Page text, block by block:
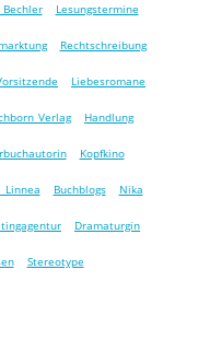
Lesungstermine
Rechtschreibung
Liebesromane
Verlag Handlung
Kopfkino
Linnea Buchblogs Nika
Dramaturgin
Stereotype